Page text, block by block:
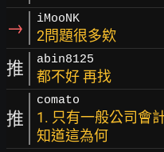
→ iMooNK
2問題很多欸
推 abin8125
都不好 再找
推
comato
1. 只有一般公司會
知道這為何